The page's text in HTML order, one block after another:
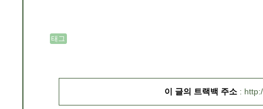
태그
이 글의 트랙백 주소